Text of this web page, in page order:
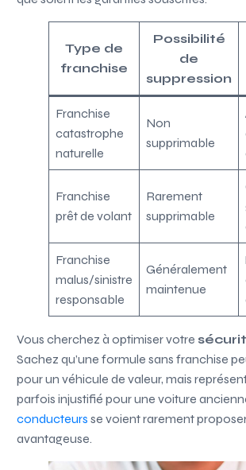
Type de
franchise
Possibilité
de
suppression
Franchise
catastrophe
naturelle
Non
supprimable
Franchise
prêt de volant
Rarement
supprimable
Franchise
malus/sinistre
responsable
Généralement
maintenue
Vous cherchez à optimiser votre
Sachez qu’une formule sans franchise
pour un véhicule de valeur, mais
parfois injustifié pour une voiture
conducteurs se voient rarement
avantageuse.